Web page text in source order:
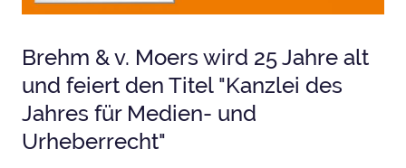
Brehm & v. Moers wird 25 Jahre alt
und feiert den Titel "Kanzlei des
Jahres für Medien- und
Urheberrecht"